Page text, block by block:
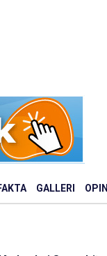
GALLERI OPINI